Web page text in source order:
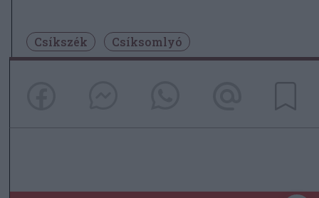
Csíkszék Csíksomlyó